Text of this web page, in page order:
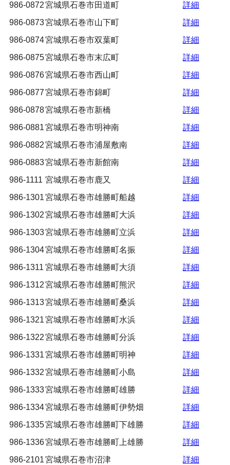
986-0872宮城県石巻市田道町
詳細
986-0873宮城県石巻市山下町
詳細
986-0874宮城県石巻市双葉町
詳細
986-0875宮城県石巻市末広町
詳細
986-0876宮城県石巻市西山町
詳細
986-0877宮城県石巻市錦町
詳細
986-0878宮城県石巻市新橋
詳細
986-0881宮城県石巻市明神南
詳細
986-0882宮城県石巻市浦屋敷南
詳細
986-0883宮城県石巻市新館南
詳細
986-1111 宮城県石巻市鹿又
詳細
986-1301宮城県石巻市雄勝町船越
詳細
986-1302宮城県石巻市雄勝町大浜
詳細
986-1303宮城県石巻市雄勝町立浜
詳細
986-1304宮城県石巻市雄勝町名振
詳細
986-1311 宮城県石巻市雄勝町大須
詳細
986-1312宮城県石巻市雄勝町熊沢
詳細
986-1313宮城県石巻市雄勝町桑浜
詳細
986-1321宮城県石巻市雄勝町水浜
詳細
986-1322宮城県石巻市雄勝町分浜
詳細
986-1331宮城県石巻市雄勝町明神
詳細
986-1332宮城県石巻市雄勝町小島
詳細
986-1333宮城県石巻市雄勝町雄勝
詳細
986-1334宮城県石巻市雄勝町伊勢畑
詳細
986-1335宮城県石巻市雄勝町下雄勝
詳細
986-1336宮城県石巻市雄勝町上雄勝
詳細
986-2101宮城県石巻市沼津 詳細